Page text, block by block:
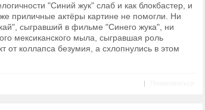
"Синий жук" слаб и как блокбастер, и
приличные актёры картине не помогли. Ни
сыгравший в фильме "Синего жука", ни
мексиканского мыла, сыгравшая роль
от коллапса безумия, а схлопнулись в этом
|